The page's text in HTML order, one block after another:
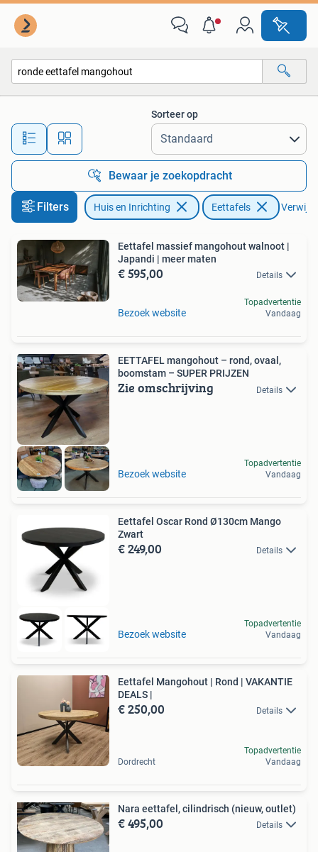
Alle afstanden…
Sorteer op
Bewaar je zoekopdracht
Filters Huis en Inrichting Eettafels
Eettafel massief mangohout walnoot |
Japandi | meer maten
€ 595,00 Details
Bezoek website
Topadvertentie
Vandaag
EETTAFEL mangohout – rond, ovaal,
boomstam – SUPER PRIJZEN
Zie omschrijving Details
Bezoek website
Topadvertentie
Vandaag
Eettafel Oscar Rond Ø130cm Mango
Zwart
€ 249,00 Details
Bezoek website
Topadvertentie
Vandaag
Eettafel Mangohout | Rond | VAKANTIE
DEALS |
€ 250,00 Details
Dordrecht
Topadvertentie
Vandaag
Nara eettafel, cilindrisch (nieuw, outlet)
€ 495,00 Details